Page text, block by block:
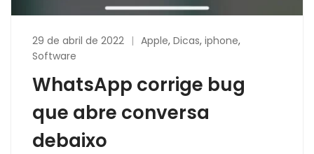
29 de abril de 2022 Apple, Dicas, iphone,
Software
WhatsApp corrige bug
que abre conversa
debaixo